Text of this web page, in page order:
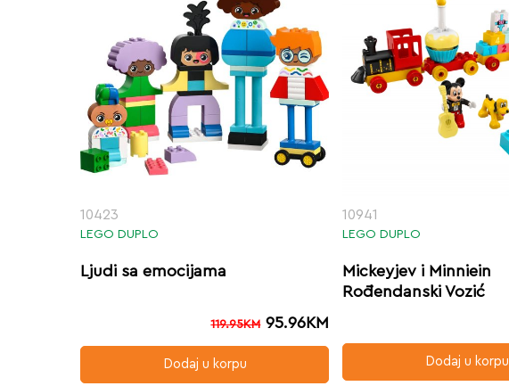
10423
LEGO DUPLO
Ljudi sa emocijama
119.95KM 95.96KM
Dodaj u korpu
10941
LEGO DUPLO
Mickeyjev i Minniein
Rođendanski Vozić
Dodaj u korpu